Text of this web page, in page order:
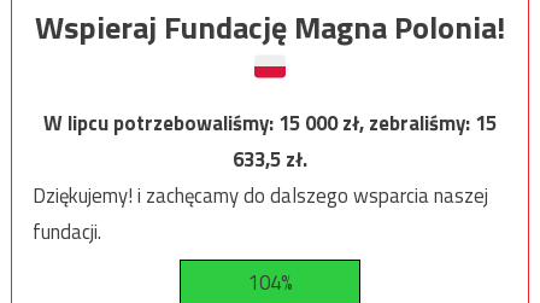
Wspieraj Fundację Magna Polonia!
W lipcu potrzebowaliśmy:15 000zł, zebraliśmy:15
633,5zł.
Dziękujemy! i zachęcamy do dalszego wsparcia naszej
fundacji.
104%